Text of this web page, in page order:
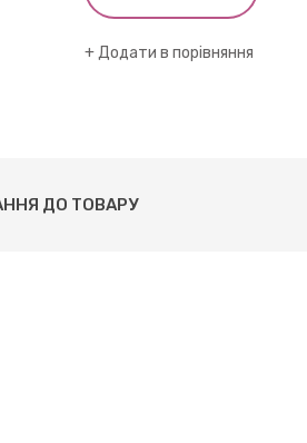
Додати в порівняння
ДО ТОВАРУ